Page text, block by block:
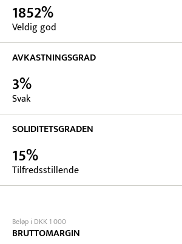
1852%
Veldig god
AVKASTNINGSGRAD
3%
Svak
SOLIDITETSGRADEN
15%
Tilfredsstillende
Beløp i DKK 1 000
BRUTTOMARGIN